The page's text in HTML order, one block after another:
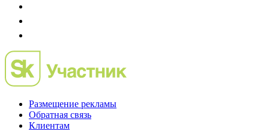
Размещение рекламы
Обратная связь
Клиентам